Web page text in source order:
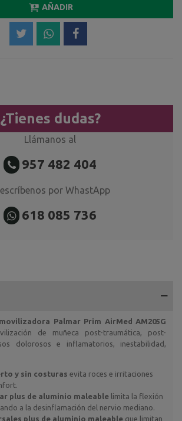
AÑADIR
¿Tienes dudas?
Llámanos al
957 482 404
por WhastApp
618 085 736
Palmar Prim AirMed AM205G
de muñeca post-traumática, post-
dolorosos e inflamatorios, inestabilidad,
y sin costuras evita roces e irritaciones
plus de aluminio maleable limita la flexión
a la desinflamación del nervio mediano.
plus de aluminio maleable que limitan